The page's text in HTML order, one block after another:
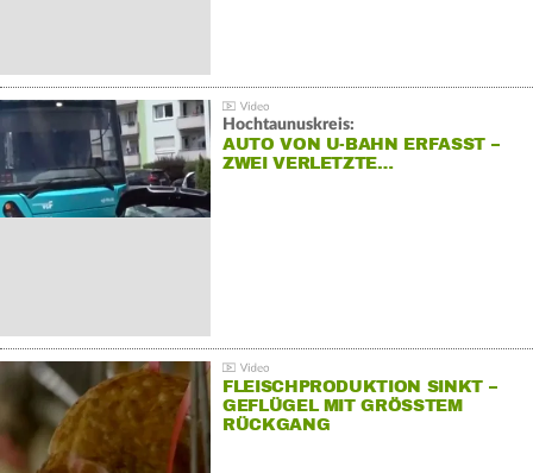
Hochtaunuskreis:
AUTO VON U-BAHN ERFASST –
ZWEI VERLETZTE…
FLEISCHPRODUKTION SINKT –
GEFLÜGEL MIT GRÖSSTEM R
ÜCKGANG